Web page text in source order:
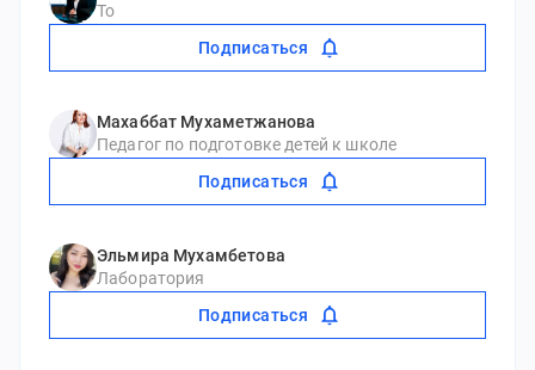
То
Подписаться
Махаббат Мухаметжанова
Педагог по подготовке детей к школе
Подписаться
Эльмира Мухамбетова
Лаборатория
Подписаться